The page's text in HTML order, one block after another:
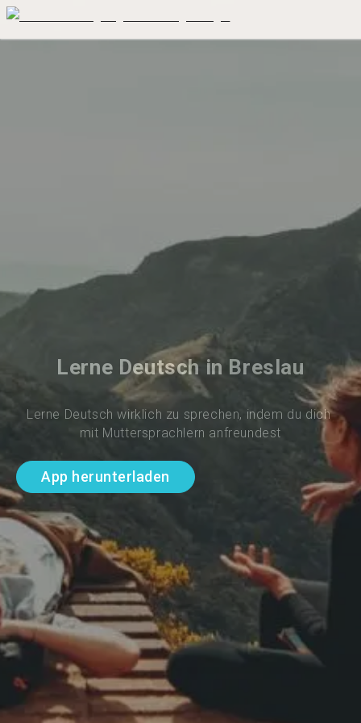
Lerne Deutsch in Breslau
Lerne Deutsch wirklich zu sprechen, indem du dich
mit Muttersprachlern anfreundest
App herunterladen